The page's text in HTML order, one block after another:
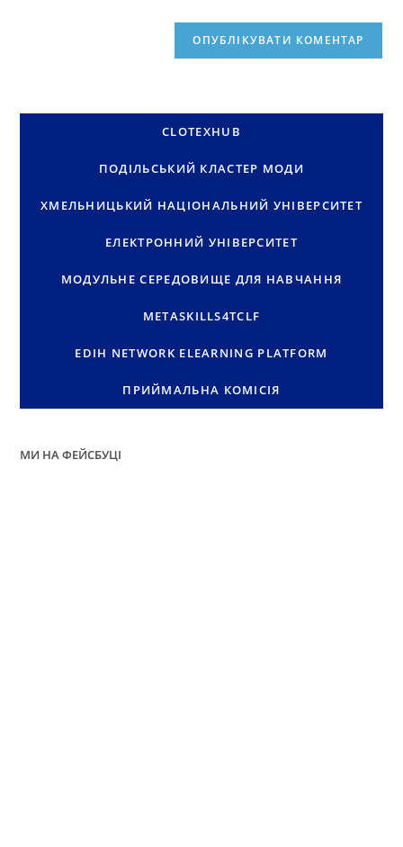
CLOTEXHUB
ПОДІЛЬСЬКИЙ КЛАСТЕР МОДИ
ХМЕЛЬНИЦЬКИЙ НАЦІОНАЛЬНИЙ УНІВЕРСИТЕТ
ЕЛЕКТРОННИЙ УНІВЕРСИТЕТ
МОДУЛЬНЕ СЕРЕДОВИЩЕ ДЛЯ НАВЧАННЯ
METASKILLS4TCLF
EDIH NETWORK ELEARNING PLATFORM
ПРИЙМАЛЬНА КОМІСІЯ
МИ НА ФЕЙСБУЦІ